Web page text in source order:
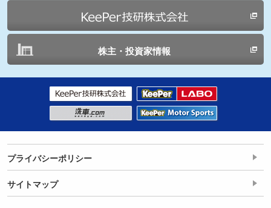
株主・投資家情報
プライバシーポリシー
サイトマップ